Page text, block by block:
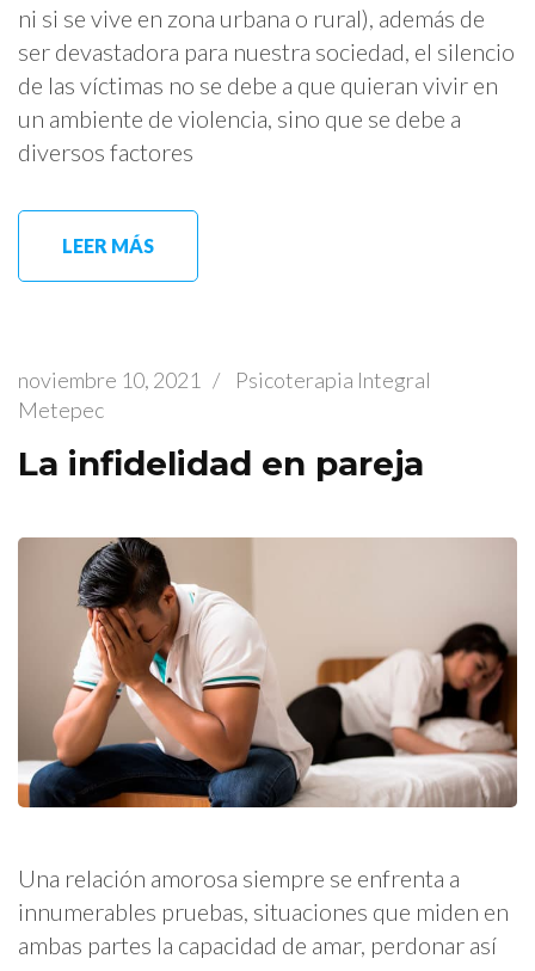
ni si se vive en zona urbana o rural), además de
ser devastadora para nuestra sociedad, el silencio
de las víctimas no se debe a que quieran vivir en
un ambiente de violencia, sino que se debe a
diversos factores
LEER MÁS
noviembre 10, 2021 /
Psicoterapia Integral
Metepec
La infidelidad en pareja
Una relación amorosa siempre se enfrenta a
innumerables pruebas, situaciones que miden en
ambas partes la capacidad de amar, perdonar así